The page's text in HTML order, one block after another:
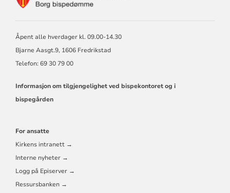
Åpent alle hverdager kl. 09.00-14.30
Bjarne Aasgt.9, 1606 Fredrikstad
Telefon: 69 30 79 00
Informasjon om tilgjengelighet ved bispekontoret og i
bispegården
For ansatte
Kirkens intranett →
Interne nyheter →
Logg på Episerver →
Ressursbanken →